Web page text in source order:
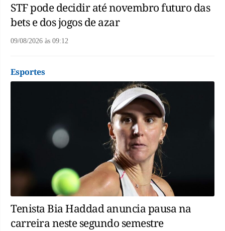
STF pode decidir até novembro futuro das
bets e dos jogos de azar
09/08/2026 às 09:12
Esportes
Tenista Bia Haddad anuncia pausa na
carreira neste segundo semestre